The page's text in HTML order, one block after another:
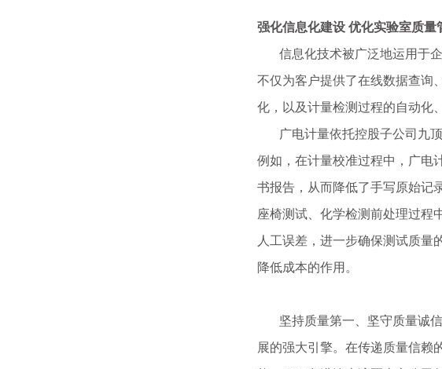
强化信息化建设 优化实验室质量
信息化技术被广泛地运用于企
不仅为客户提供了在线数据查询
化，以及计量检测过程的自动化
广电计量依托控股子公司九顶
例如，在计量校准过程中，广电
书报告，从而降低了手写原始记
座椅测试、化学检测前处理过程
人工误差，进一步确保测试质量
降低成本的作用。
坚持质量第一、坚守质量诚信
展的强大引擎。在传递质量信赖